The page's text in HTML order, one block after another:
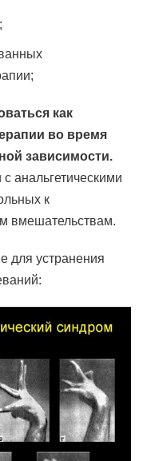
как
во время
зависимости.
анальгетическими
к
вмешательствам.
для устранения